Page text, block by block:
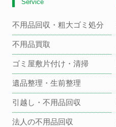
Service
不用品回収・粗大ゴミ処分
不用品買取
ゴミ屋敷片付け・清掃
遺品整理・生前整理
引越し・不用品回収
法人の不用品回収